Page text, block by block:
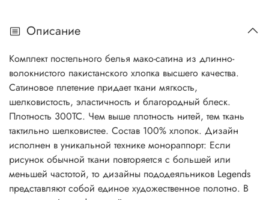
Описание
Комплект постельного белья мако-сатина из длинно-
волокнистого пакистанского хлопка высшего качества.
Сатиновое плетение придает ткани мягкость,
шелковистость, эластичность и благородный блеск.
Плотность 300ТС. Чем выше плотность нитей, тем ткань
тактильно шелковистее. Состав 100% хлопок. Дизайн
исполнен в уникальной технике монораппорт: Если
рисунок обычной ткани повторяется с большей или
меньшей частотой, то дизайны пододеяльников Legends
представляют собой единое художественное полотно. В